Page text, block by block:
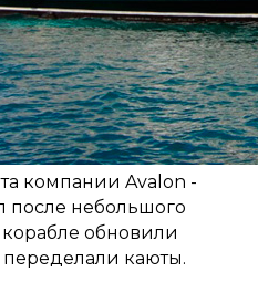
компании Avalon -
после небольшого
обновили
каюты.